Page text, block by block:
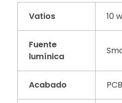
Vatios 10
Fuente
lumínica
Acabado